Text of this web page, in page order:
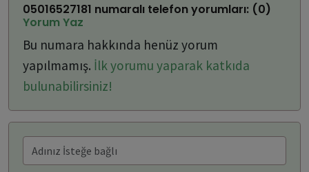
05016527181 numaralı telefon yorumları: (0)
Yorum Yaz
Bu numara hakkında henüz yorum
yapılmamış. İlk yorumu yaparak katkıda
bulunabilirsiniz!